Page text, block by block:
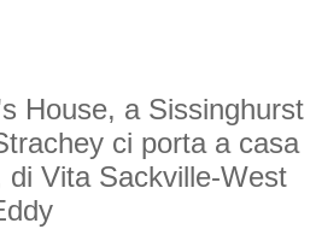
House, a Sissinghurst
ci porta a casa
di Vita Sackville-West